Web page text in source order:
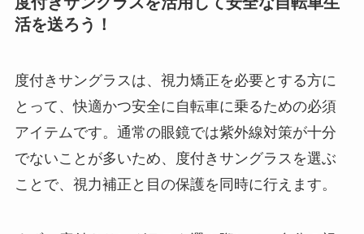
活を送ろう！
度付きサングラスは、視力矯正を必要とする方に
とって、快適かつ安全に自転車に乗るための必須
アイテムです。通常の眼鏡では紫外線対策が十分
でないことが多いため、度付きサングラスを選ぶ
ことで、視力補正と目の保護を同時に行えます。